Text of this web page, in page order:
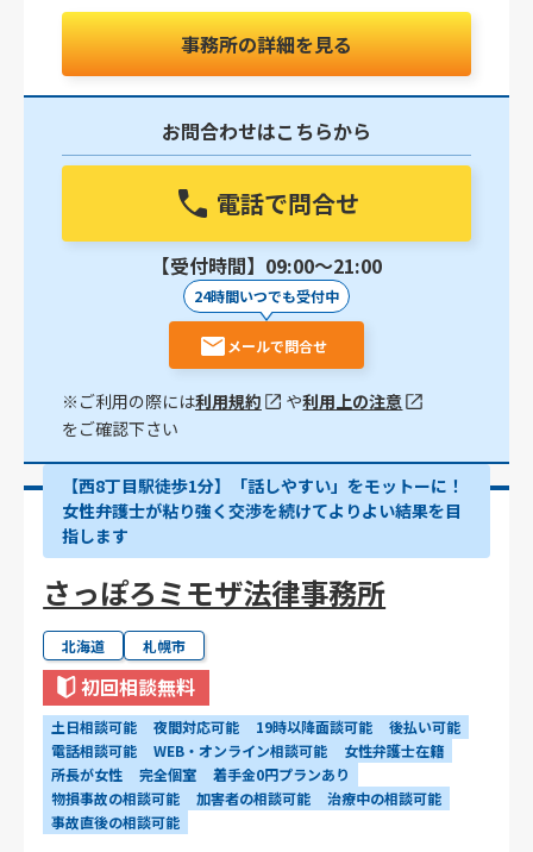
事務所の詳細を見る
お問合わせはこちらから
電話で問合せ
【受付時間】09:00〜21:00
24時間いつでも受付中
メールで問合せ
※ご利用の際には利用規約 や利用上の注意
をご確認下さい
【西8丁目駅徒歩1分】「話しやすい」をモットーに！
女性弁護士が粘り強く交渉を続けてよりよい結果を目
指します
さっぽろミモザ法律事務所
北海道 札幌市
初回相談無料
土日相談可能 夜間対応可能 19時以降面談可能
後払い可能
電話相談可能
WEB・オンライン相談可能
女性弁護士在籍
所長が女性
完全個室
着手金0円プランあり
物損事故の相談可能
加害者の相談可能
治療中の相談可能
事故直後の相談可能